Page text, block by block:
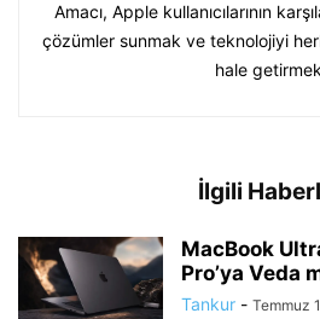
Amacı, Apple kullanıcılarının
çözümler sunmak ve teknolojiyi
hale
İlgili
MacBook
Pro’ya Veda
Tankur - Temmuz